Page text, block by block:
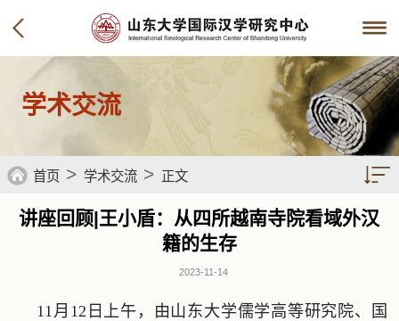
学术交流
首页 > 学术交流 > 正文
讲座回顾|王小盾：从四所越南寺院看域外汉
籍的生存
2023-11-14
11月12日上午，由山东大学儒学高等研究院、国